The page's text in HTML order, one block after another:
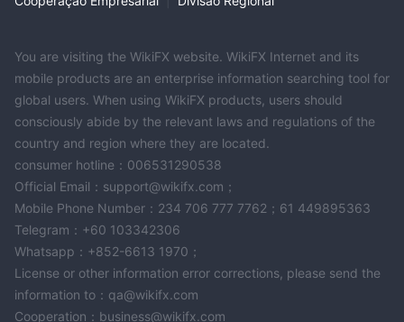
You are visiting the WikiFX website. WikiFX Internet and its
mobile products are an enterprise information searching tool for
global users. When using WikiFX products, users should
consciously abide by the relevant laws and regulations of the
country and region where they are located.
consumer hotline：006531290538
Official Email：support@wikifx.com；
Mobile Phone Number：234 706 777 7762；61 449895363
Telegram：+60 103342306
Whatsapp：+852-6613 1970；
License or other information error corrections, please send the
information to：qa@wikifx.com
Cooperation：business@wikifx.com